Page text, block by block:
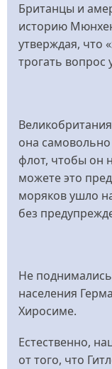
Британцы и
историю
утверждая, что
трогать вопрос
она
флот, чтобы он
можете это
моряков ушло
без
Не
населения
Хиросиме.
Естественно,
от того, что